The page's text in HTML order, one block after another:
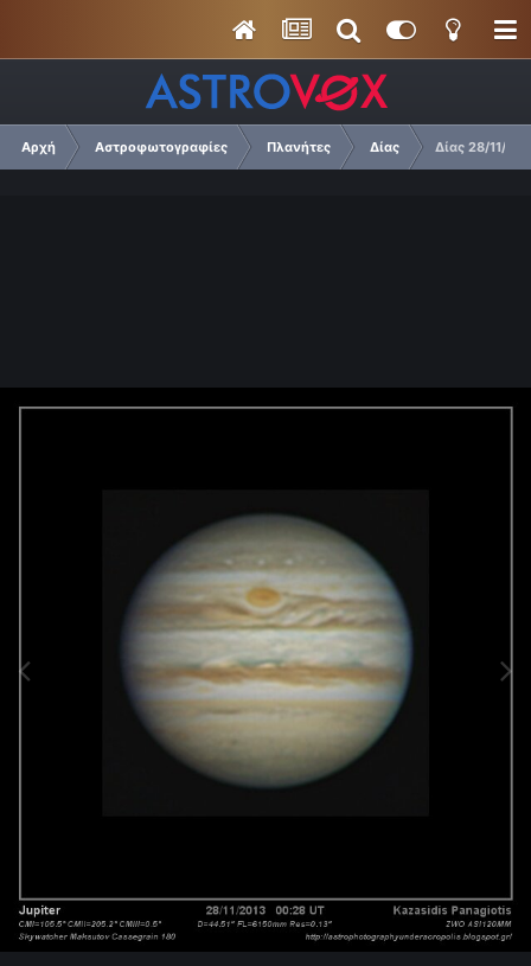
Αρχή Αστροφωτογραφίες Πλανήτες Δίας Δίας 28/11/